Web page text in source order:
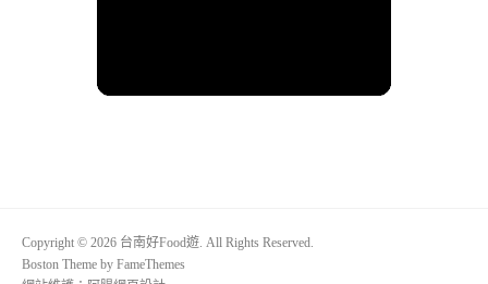
Copyright © 2026 台南好Food遊. All Rights Reserved.
Boston Theme by FameThemes